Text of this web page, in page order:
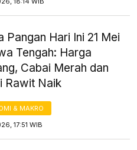
Pangan Hari Ini 21 Mei
Tengah: Harga
Cabai Merah dan
Rawit Naik
& MAKRO
17:51 WIB